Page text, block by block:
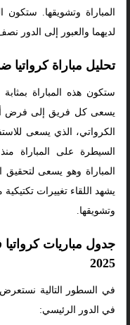
المباراة وتشويقها.
لديهما والعبور إلى الدور
تحليل مباراة كرواتيا
ستكون هذه المباراة
يسعى كل فريق إلى فرض
الكرواتي، الذي يسعى
السيطرة على المباراة
المباراة وهو يسعى لتحقيق
يشهد اللقاء تغييرات
وتشويقها.
جدول مباريات كرواتيا
2025
في السطور التالية
في الدور الرئيسي: